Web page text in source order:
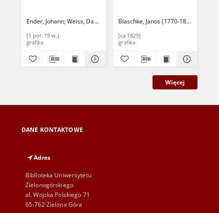
Ender, Johann Weiss, David
[1 poł. 19 w.]
grafika
Blaschke, Janos (1770-1833)
[ca 1829]
grafika
Więcej
DANE KONTAKTOWE
Adres
Biblioteka Uniwersytetu
Zielonogórskiego
al. Wojska Polskiego 71
65-762 Zielona Góra